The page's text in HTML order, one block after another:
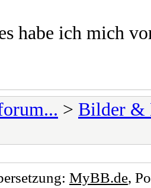
habe ich mich
> Bilder &
MyBB.de,